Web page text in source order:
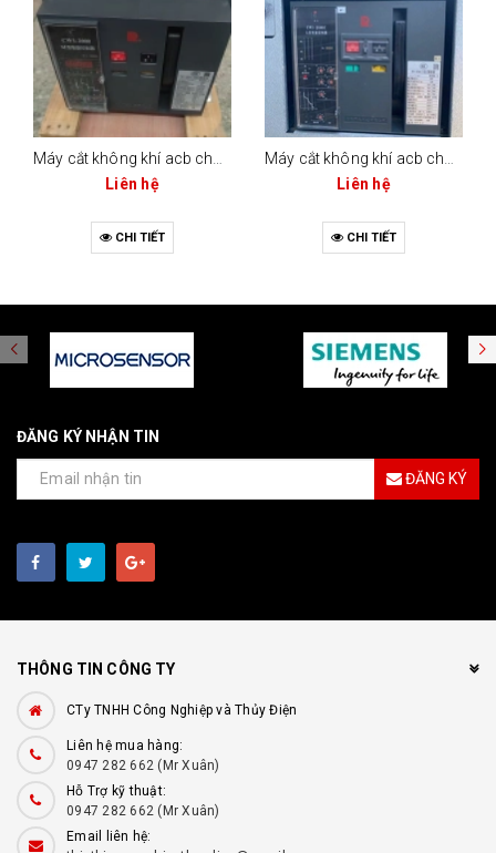
Liên hệ
CHI TIẾT
Liên hệ
CHI TIẾT
ĐĂNG KÝ NHẬN TIN
ĐĂNG KÝ
THÔNG TIN CÔNG TY
CTy TNHH Công Nghiệp và Thủy Điện
Liên hệ mua hàng:
0947 282 662 (Mr Xuân)
Hỗ Trợ kỹ thuật:
0947 282 662 (Mr Xuân)
Email liên hệ: